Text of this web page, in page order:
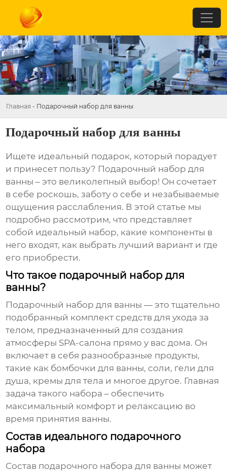
Главная - Подарочный набор для ванны
Подарочный набор для ванны
Ищете идеальный подарок, который порадует
и принесет пользу? Подарочный набор для
ванны – это великолепный выбор! Он сочетает
в себе роскошь, заботу о себе и незабываемые
ощущения расслабления. В этой статье мы
подробно рассмотрим, что представляет
собой идеальный набор, какие компоненты в
него входят, как выбрать лучший вариант и где
его приобрести.
Что такое подарочный набор для
ванны?
Подарочный набор для ванны — это тщательно
подобранный комплект средств для ухода за
телом, предназначенный для создания
атмосферы SPA-салона прямо у вас дома. Он
включает в себя разнообразные продукты,
такие как бомбочки для ванны, соли, гели для
душа, кремы для тела и многое другое. Главная
задача такого набора – обеспечить
максимальный комфорт и релаксацию во
время принятия ванны.
Состав идеального подарочного
набора
Состав подарочного набора для ванны может